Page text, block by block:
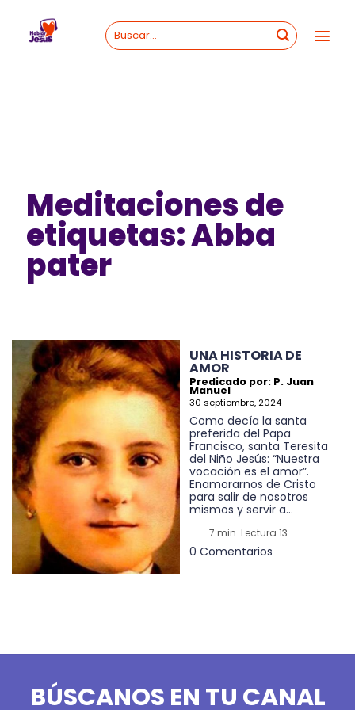
content
Meditaciones de
etiquetas: Abba
pater
UNA HISTORIA DE
AMOR
Predicado por: P. Juan
Manuel
30 septiembre, 2024
Como decía la santa
preferida del Papa
Francisco, santa Teresita
del Niño Jesús: “Nuestra
vocación es el amor”.
Enamorarnos de Cristo
para salir de nosotros
mismos y servir a...
7 min. Lectura 13
0 Comentarios
BÚSCANOS EN TU CANAL